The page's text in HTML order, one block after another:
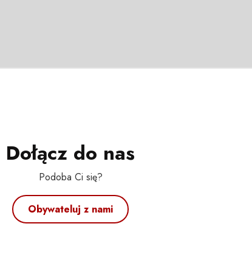
Dołącz do nas
Podoba Ci się?
Obywateluj z nami